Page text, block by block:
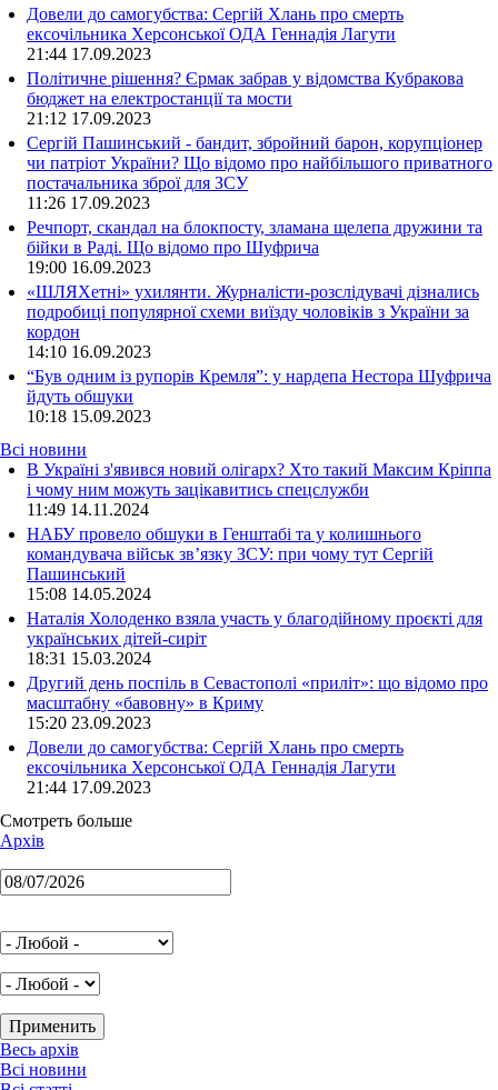
Довели до самогубства: Сергій Хлань про смерть
ексочільника Херсонської ОДА Геннадія Лагути
21:44 17.09.2023
Політичне рішення? Єрмак забрав у відомства Кубракова
бюджет на електростанції та мости
21:12 17.09.2023
Сергій Пашинський - бандит, збройний барон, корупціонер
чи патріот України? Що відомо про найбільшого приватного
постачальника зброї для ЗСУ
11:26 17.09.2023
Речпорт, скандал на блокпосту, зламана щелепа дружини та
бійки в Раді. Що відомо про Шуфрича
19:00 16.09.2023
«ШЛЯХетні» ухилянти. Журналісти-розслідувачі дізнались
подробиці популярної схеми виїзду чоловіків з України за
кордон
14:10 16.09.2023
“Був одним із рупорів Кремля”: у нардепа Нестора Шуфрича
йдуть обшуки
10:18 15.09.2023
Всі новини
В Україні з'явився новий олігарх? Хто такий Максим Кріппа
і чому ним можуть зацікавитись спецслужби
11:49 14.11.2024
НАБУ провело обшуки в Генштабі та у колишнього
командувача військ зв’язку ЗСУ: при чому тут Сергій
Пашинський
15:08 14.05.2024
Наталія Холоденко взяла участь у благодійному проєкті для
українських дітей-сиріт
18:31 15.03.2024
Другий день поспіль в Севастополі «приліт»: що відомо про
масштабну «бавовну» в Криму
15:20 23.09.2023
Довели до самогубства: Сергій Хлань про смерть
ексочільника Херсонської ОДА Геннадія Лагути
21:44 17.09.2023
Смотреть больше
Архів
Весь архів
Всі новини